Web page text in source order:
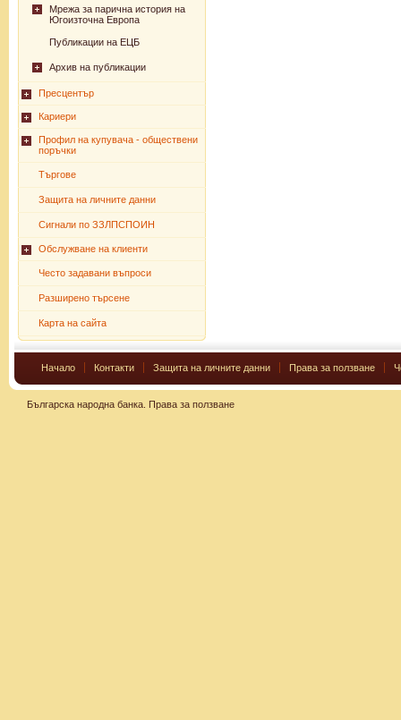
Мрежа за парична история на
Югоизточна Европа
Публикации на ЕЦБ
Архив на публикации
Пресцентър
Кариери
Профил на купувача - обществени
поръчки
Търгове
Защита на личните данни
Сигнали по ЗЗЛПСПОИН
Обслужване на клиенти
Често задавани въпроси
Разширено търсене
Карта на сайта
Начало Контакти Защита на личните данни Права за ползване
Българска народна банка. Права за ползване